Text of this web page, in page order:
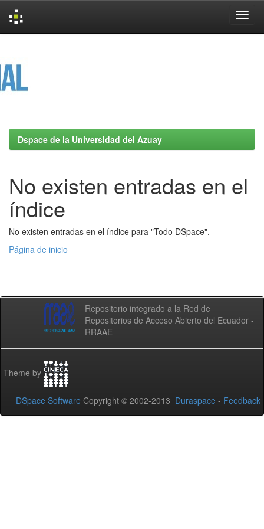
Dspace de la Universidad del Azuay
No existen entradas en el
índice
No existen entradas en el índice para "Todo DSpace".
Página de inicio
Repositorio integrado a la Red de
Repositorios de Acceso Abierto del Ecuador -
RRAAE
Theme by
DSpace Software Copyright © 2002-2013 Duraspace - Feedback